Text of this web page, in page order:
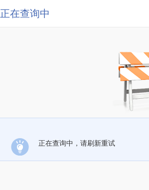
正在查询中
正在查询中，请刷新重试